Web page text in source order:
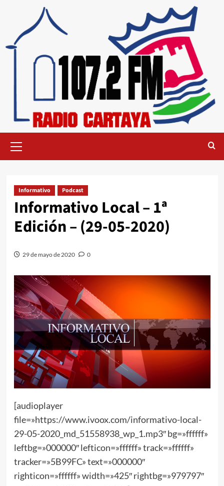
Informativo Podcast
Informativo Local – 1ª
Edición – (29-05-2020)
29 de mayo de 2020 0
[audioplayer
file=»https://www.ivoox.com/informativo-local-
29-05-2020_md_51558938_wp_1.mp3″ bg=»ffffff»
leftbg=»000000″ lefticon=»ffffff» track=»ffffff»
tracker=»5B99FC» text=»000000″
righticon=»ffffff» width=»425″ rightbg=»979797″